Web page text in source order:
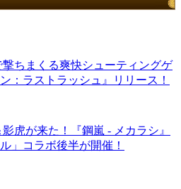
撃ちまくる爽快シューティングゲ
：ラストラッシュ』リリース！
虎が来た！『鋼嵐 - メカラシ』
」コラボ後半が開催！